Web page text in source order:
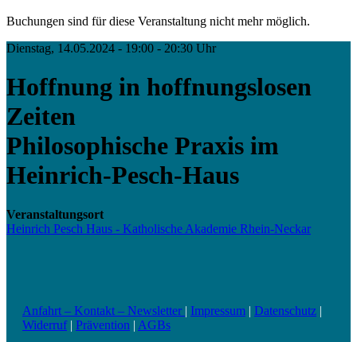
Buchungen sind für diese Veranstaltung nicht mehr möglich.
Dienstag, 14.05.2024 - 19:00 - 20:30 Uhr
Hoffnung in hoffnungslosen
Zeiten
Philosophische Praxis im
Heinrich-Pesch-Haus
Veranstaltungsort
Heinrich Pesch Haus - Katholische Akademie Rhein-Neckar
Anfahrt – Kontakt – Newsletter | Impressum | Datenschutz |
Widerruf| Prävention | AGBs